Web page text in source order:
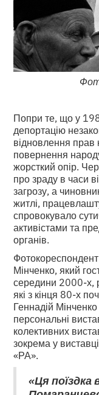
Попри те, що у
депортацію
відновлення прав
повернення
жорсткий опір.
про зраду в часи
загрозу, а
житлі,
спровокувало
активістами та
органів.
Фотокореспондент
Мінченко, який
середини 2000-х,
які з кінця 80-х
Геннадій
персональні
колективних
зокрема у
«РА».
«Ця поїздка